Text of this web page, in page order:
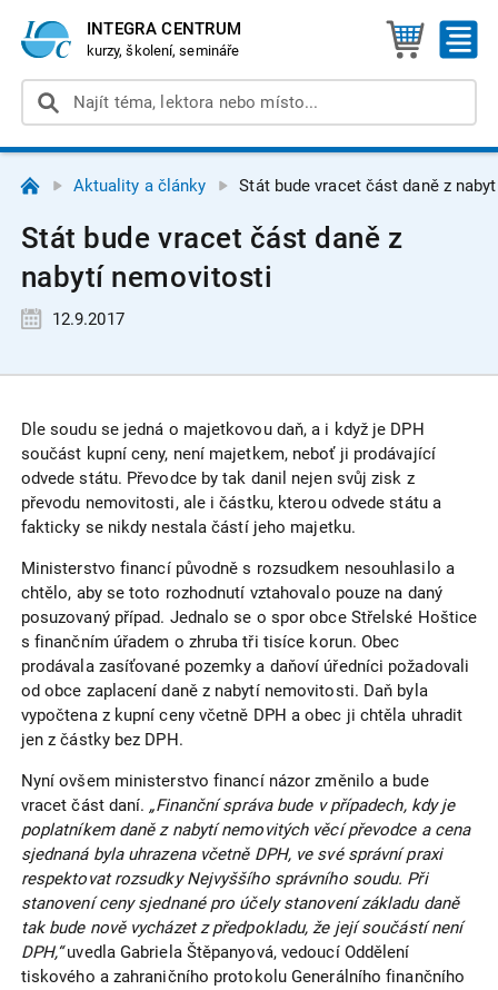
INTEGRA CENTRUM
kurzy, školení, semináře
Aktuality a články Stát bude vracet část daně z
Stát bude vracet část daně z
nabytí nemovitosti
12.9.2017
Dle soudu se jedná o majetkovou daň, a i když je DPH
součást kupní ceny, není majetkem, neboť ji prodávající
odvede státu. Převodce by tak danil nejen svůj zisk z
převodu nemovitosti, ale i částku, kterou odvede státu a
fakticky se nikdy nestala částí jeho majetku.
Ministerstvo financí původně s rozsudkem nesouhlasilo a
chtělo, aby se toto rozhodnutí vztahovalo pouze na daný
posuzovaný případ. Jednalo se o spor obce Střelské Hoštice
s finančním úřadem o zhruba tři tisíce korun. Obec
prodávala zasíťované pozemky a daňoví úředníci požadovali
od obce zaplacení daně z nabytí nemovitosti. Daň byla
vypočtena z kupní ceny včetně DPH a obec ji chtěla uhradit
jen z částky bez DPH.
Nyní ovšem ministerstvo financí názor změnilo a bude
vracet část daní. „Finanční správa bude v případech, kdy je
poplatníkem daně z nabytí nemovitých věcí převodce a cena
sjednaná byla uhrazena včetně DPH, ve své správní praxi
respektovat rozsudky Nejvyššího správního soudu. Při
stanovení ceny sjednané pro účely stanovení základu daně
tak bude nově vycházet z předpokladu, že její součástí není
DPH,“uvedla Gabriela Štěpanyová, vedoucí Oddělení
tiskového a zahraničního protokolu Generálního finančního